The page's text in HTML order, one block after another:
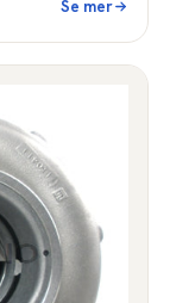
Se mer